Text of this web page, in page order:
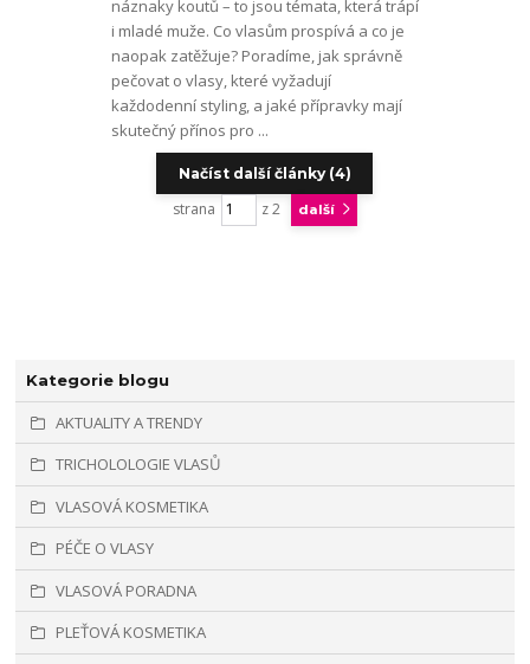
Kategorie blogu
AKTUALITY A TRENDY
TRICHOLOLOGIE VLASŮ
VLASOVÁ KOSMETIKA
PÉČE O VLASY
VLASOVÁ PORADNA
PLEŤOVÁ KOSMETIKA
náznaky koutů – to jsou témata, která trápí
i mladé muže. Co vlasům prospívá a co je
naopak zatěžuje? Poradíme, jak správně
pečovat o vlasy, které vyžadují
každodenní styling, a jaké přípravky mají
skutečný přínos pro ...
Načíst další články (4)
strana z 2 další